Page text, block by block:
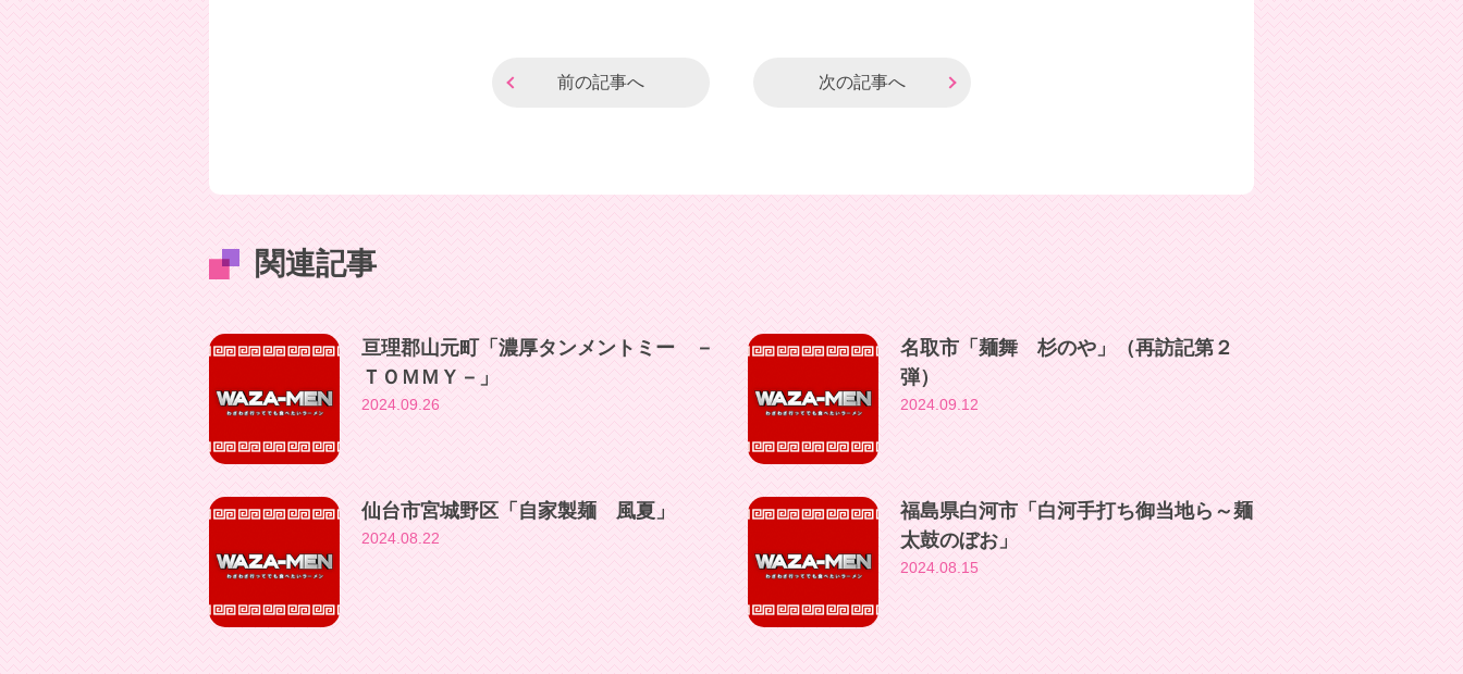
前の記事へ 次の記事へ
関連記事
亘理郡山元町「濃厚タンメントミー －
ＴＯＭＭＹ－」
2024.09.26
名取市「麺舞 杉のや」（再訪記第２
弾）
2024.09.12
仙台市宮城野区「自家製麺 風夏」
2024.08.22
福島県白河市「白河手打ち御当地ら～麺
太鼓のぼお」
2024.08.15